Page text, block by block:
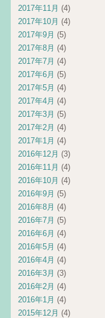
2017年11月 (4)
2017年10月 (4)
2017年9月 (5)
2017年8月 (4)
2017年7月 (4)
2017年6月 (5)
2017年5月 (4)
2017年4月 (4)
2017年3月 (5)
2017年2月 (4)
2017年1月 (4)
2016年12月 (3)
2016年11月 (4)
2016年10月 (4)
2016年9月 (5)
2016年8月 (4)
2016年7月 (5)
2016年6月 (4)
2016年5月 (4)
2016年4月 (4)
2016年3月 (3)
2016年2月 (4)
2016年1月 (4)
2015年12月 (4)